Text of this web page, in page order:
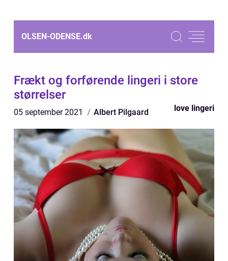
OLSEN-ODENSE.dk
Frækt og forførende lingeri i store
størrelser
05 september 2021 Albert Pilgaard love lingeri